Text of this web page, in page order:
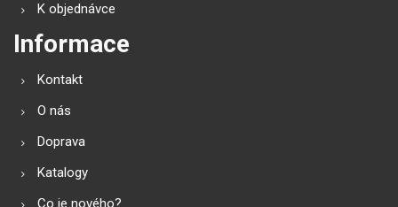
K objednávce
Informace
Kontakt
O nás
Doprava
Katalogy